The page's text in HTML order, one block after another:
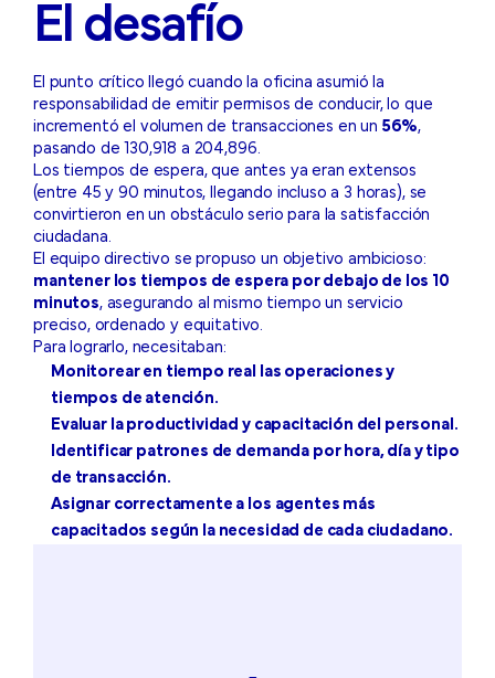
El desafío
El punto crítico llegó cuando la oficina asumió la
responsabilidad de emitir permisos de conducir, lo que
incrementó el volumen de transacciones en un 56%,
pasando de 130,918 a 204,896.
Los tiempos de espera, que antes ya eran extensos
(entre 45 y 90 minutos, llegando incluso a 3 horas), se
convirtieron en un obstáculo serio para la satisfacción
ciudadana.
El equipo directivo se propuso un objetivo ambicioso:
mantener los tiempos de espera por debajo de los 10
minutos, asegurando al mismo tiempo un servicio
preciso, ordenado y equitativo.
Para lograrlo, necesitaban:
Monitorear en tiempo real las operaciones y
tiempos de atención.
Evaluar la productividad y capacitación del personal.
Identificar patrones de demanda por hora, día y tipo
de transacción.
Asignar correctamente a los agentes más
capacitados según la necesidad de cada ciudadano.